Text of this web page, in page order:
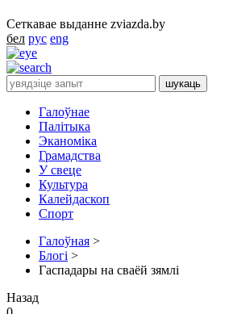
Сеткавае выданне zviazda.by
бел рус eng
Галоўнае
Палітыка
Эканоміка
Грамадства
У свеце
Культура
Калейдаскоп
Спорт
Галоўная >
Блогі >
Гаспадары на сваёй зямлі
Назад